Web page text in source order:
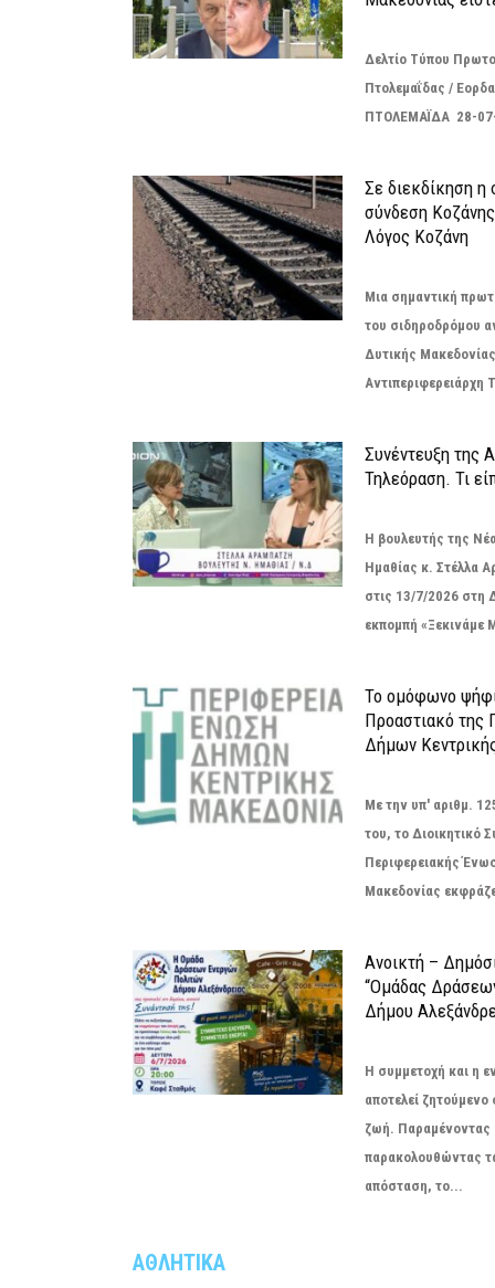
Δελτίο Τύπου
Πτολεμαΐδας /
ΠΤΟΛΕΜΑΪΔΑ 28-
Σε διεκδίκηση η
σύνδεση
Λόγος Κοζάνη
Μια σημαντική
του σιδηροδρόμου
Δυτικής
Συνέντευξη της
Τηλεόραση. Τι
Η βουλευτής της
Ημαθίας κ. Στέλλα
στις 13/7/2026 στη
εκπομπή «Ξεκινάμε
Το ομόφωνο
Προαστιακό της
Δήμων
Με την υπ' αριθμ.
του, το Διοικητικό
Περιφερειακής
Μακεδονίας
Ανοικτή –
“Ομάδας
Δήμου
Η συμμετοχή και η
αποτελεί
ζωή. Παραμένοντας
παρακολουθώντας
απόσταση, το...
ΑΘΛΗΤΙΚΑ